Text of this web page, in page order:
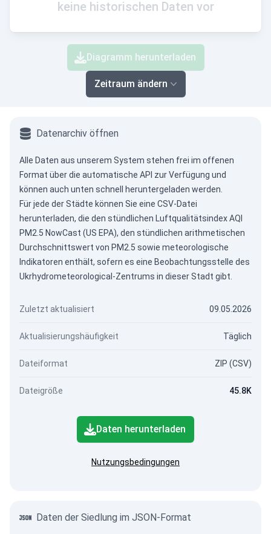
keine historischen Daten vor
Diagramm herunterladen
Zeitraum ändern
Datenarchiv öffnen
Alle Daten aus unserem System stehen frei im offenen
Format über die automatische API zur Verfügung und
können auch unten schnell heruntergeladen werden.
Für jede der Städte können Sie eine CSV-Datei
herunterladen, die den stündlichen Luftqualitätsindex AQI
PM2.5 NowCast (US EPA), den stündlichen arithmetischen
Durchschnittswert von PM2.5 sowie meteorologische
Indikatoren enthält, sofern es eine Beobachtungsstelle des
Ukrhydrometeorological-Zentrums in dieser Stadt gibt.
Zuletzt aktualisiert 09.05.2026
Aktualisierungshäufigkeit Täglich
Dateiformat ZIP (CSV)
Dateigröße 45.8K
Daten herunterladen
Nutzungsbedingungen
Daten der Siedlung im JSON-Format